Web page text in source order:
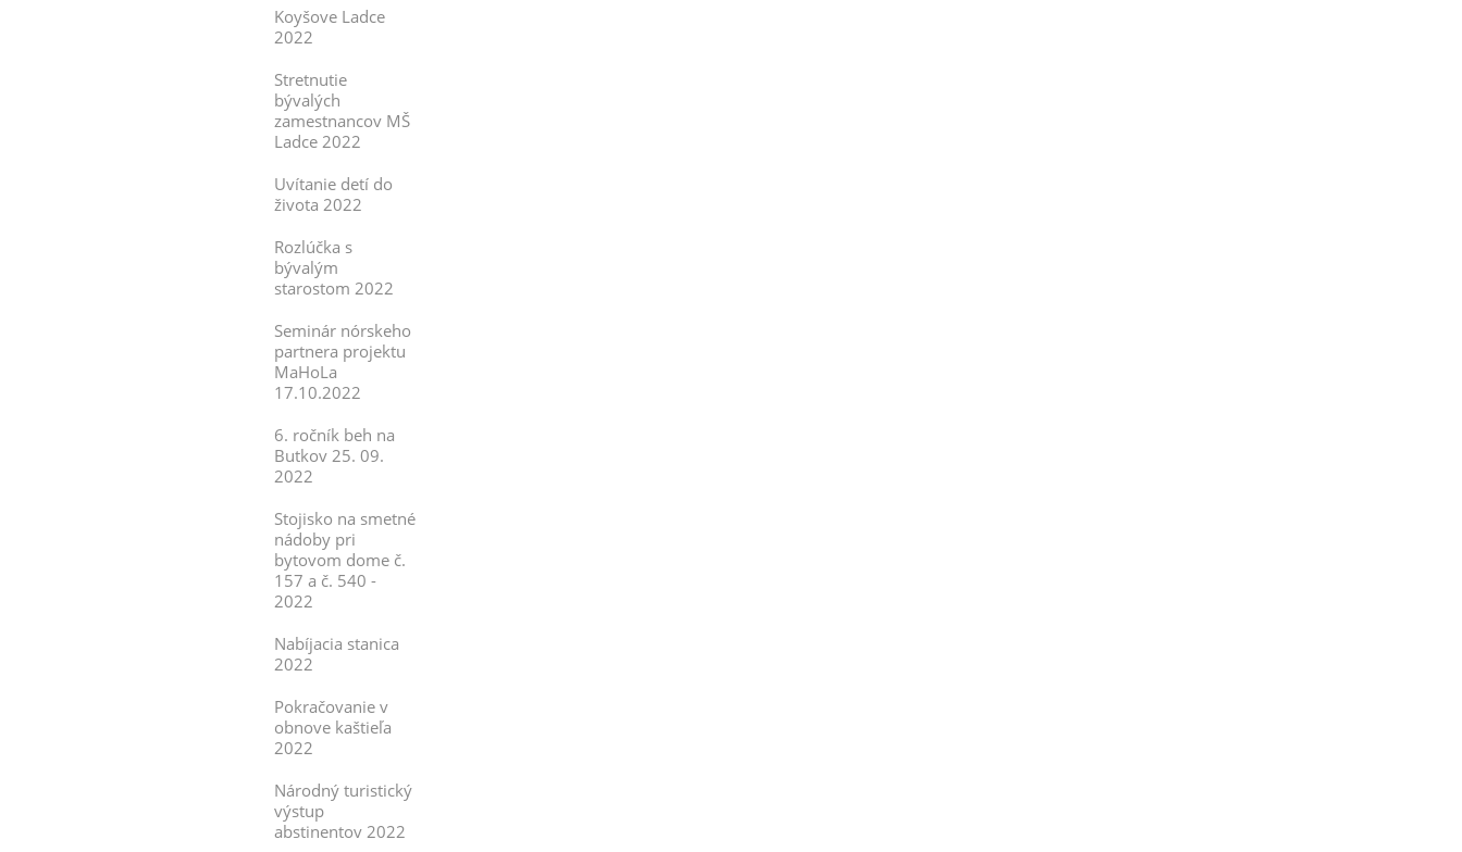
Koyšove Ladce
2022
Stretnutie
bývalých
zamestnancov MŠ
Ladce 2022
Uvítanie detí do
života 2022
Rozlúčka s
bývalým
starostom 2022
Seminár nórskeho
partnera projektu
MaHoLa
17.10.2022
6. ročník beh na
Butkov 25. 09.
2022
Stojisko na smetné
nádoby pri
bytovom dome č.
157 a č. 540 -
2022
Nabíjacia stanica
2022
Pokračovanie v
obnove kaštieľa
2022
Národný turistický
výstup
abstinentov 2022